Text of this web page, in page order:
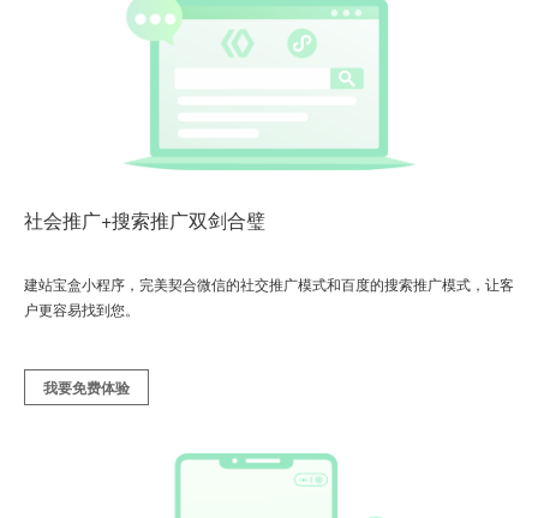
社会推广+搜索推广双剑合璧
建站宝盒小程序，完美契合微信的社交推广模式和百度的搜索推广模式，让客
户更容易找到您。
我要免费体验